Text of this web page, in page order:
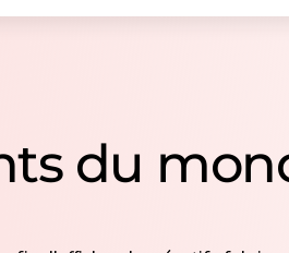
du